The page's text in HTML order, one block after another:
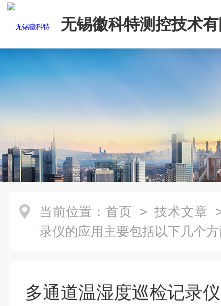
无锡徽科特测控技术
当前位置： 首页 > 技术文章
录仪的应用主要包括以下几个
多通道温湿度巡检记录